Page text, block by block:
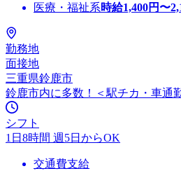
医療・福祉系時給1,400円〜
勤務地
面接地
三重県鈴鹿市
鈴鹿市内に多数！＜駅チカ・車通
シフト
1日8時間 週5日からOK
交通費支給